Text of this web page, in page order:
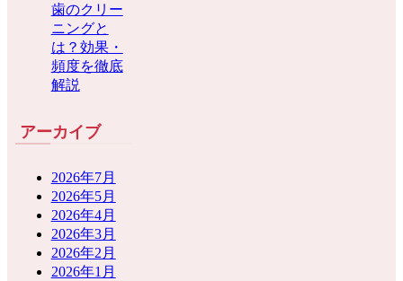
歯のクリー
ニングと
は？効果・
頻度を徹底
解説
アーカイブ
2026年7月
2026年5月
2026年4月
2026年3月
2026年2月
2026年1月